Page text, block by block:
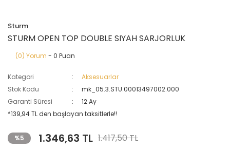
Sturm
STURM OPEN TOP DOUBLE SIYAH SARJORLUK
(0) Yorum - 0 Puan
Kategori
Aksesuarlar
Stok Kodu
mk_05.3.STU.00013497002.000
Garanti Süresi
12 Ay
*139,94 TL den başlayan taksitlerle!!
%5 1.346,63 TL 1.417,50 TL